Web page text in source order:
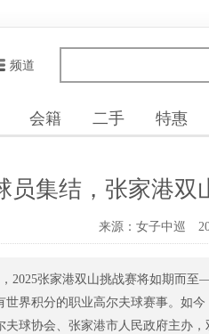
频道
会籍 二手 特惠
员集结，张家港双
来源：女子中巡
2025张家港双山挑战赛将如期而
界积分的职业高尔夫球赛事。如
夫球协会、张家港市人民政府主办，